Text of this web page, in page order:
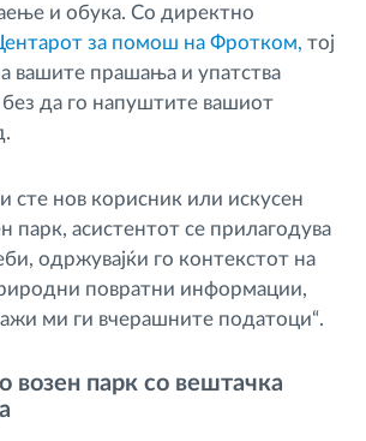
и обука. Со директно
за помош на Фротком, тој
вашите прашања и упатства
да го напуштите вашиот
сте нов корисник или искусен
парк, асистентот се прилагодува
одржувајќи го контекстот на
повратни информации,
ми ги вчерашните податоци“.
возен парк со вештачка